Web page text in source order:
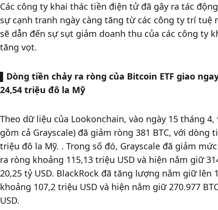
Các công ty khai thác tiền điện tử đã gây ra tác
sự cạnh tranh ngày càng tăng từ các công ty trí tuệ
sẽ dẫn đến sự sụt giảm doanh thu của các công ty
tăng vọt.
Dòng tiền chảy ra ròng của Bitcoin ETF giao
24,54 triệu đô la Mỹ
Theo dữ liệu của Lookonchain, vào ngày 15 tháng
gồm cả Grayscale) đã giảm ròng 381 BTC, với dòng
triệu đô la Mỹ. . Trong số đó, Grayscale đã giảm
ra ròng khoảng 115,13 triệu USD và hiện nắm giữ
20,25 tỷ USD. BlackRock đã tăng lượng nắm giữ lên
khoảng 107,2 triệu USD và hiện nắm giữ 270.977
USD.